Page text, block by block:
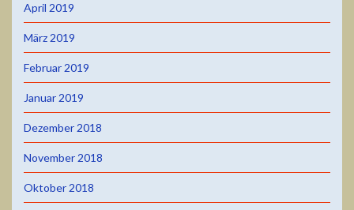
April 2019
März 2019
Februar 2019
Januar 2019
Dezember 2018
November 2018
Oktober 2018